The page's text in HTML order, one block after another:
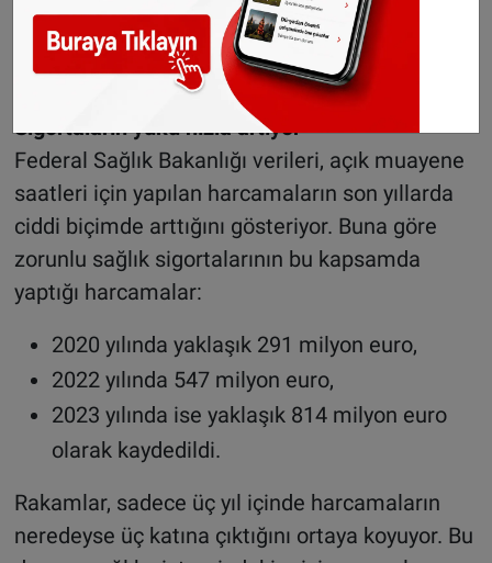
bütçe dışında ek ödeme yapılıyor. Bu ek maliyet
doğrudan hastalara yansıtılmıyor; yasal sağlık
sigortaları tarafından karşılanıyor.
Sigortaların yükü hızla artıyor
Federal Sağlık Bakanlığı verileri, açık muayene
saatleri için yapılan harcamaların son yıllarda
ciddi biçimde arttığını gösteriyor. Buna göre
zorunlu sağlık sigortalarının bu kapsamda
yaptığı harcamalar:
2020 yılında yaklaşık 291 milyon euro,
2022 yılında 547 milyon euro,
2023 yılında ise yaklaşık 814 milyon euro
olarak kaydedildi.
Rakamlar, sadece üç yıl içinde harcamaların
neredeyse üç katına çıktığını ortaya koyuyor. Bu